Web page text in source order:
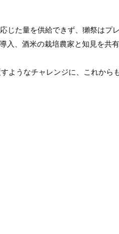
た量を供給できず、獺祭はプ
、酒米の栽培農家と知見を共
うなチャレンジに、これから